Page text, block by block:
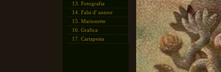
13. Fotografia
14. Falsi d' autore
15. Marionette
16. Grafica
17. Cartapesta